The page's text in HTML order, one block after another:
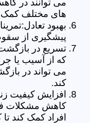
های مختلف کمک
بهبود
پیشگیری از
تسریع در
که از آسیب یا
می تواند در
کند.
افزایش کیفیت
کاهش مشکلات
افراد کمک کند